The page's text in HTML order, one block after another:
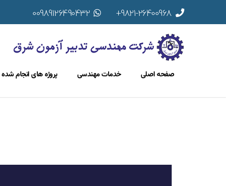
9821-26400968+
00989126490432
صفحه اصلی خدمات مهندسی پروژه های انجام شده